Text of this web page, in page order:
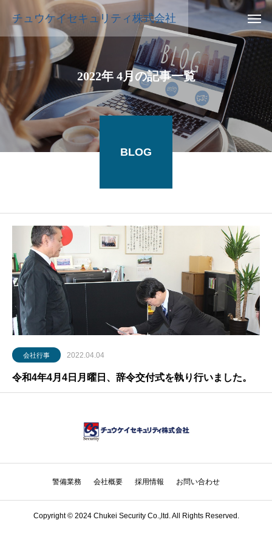
チュウケイセキュリティ株式会社
2022年 4月の記事一覧
BLOG
会社行事 2022.04.04
令和4年4月4日月曜日、辞令交付式を執り行いました。
警備業務 会社概要 採用情報 お問い合わせ
Copyright © 2024 Chukei Security Co.,ltd. All Rights Reserved.